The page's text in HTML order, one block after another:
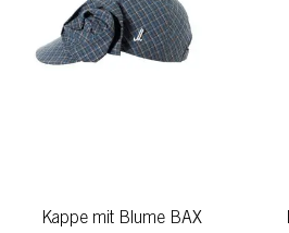
Kappe mit Blume BAX